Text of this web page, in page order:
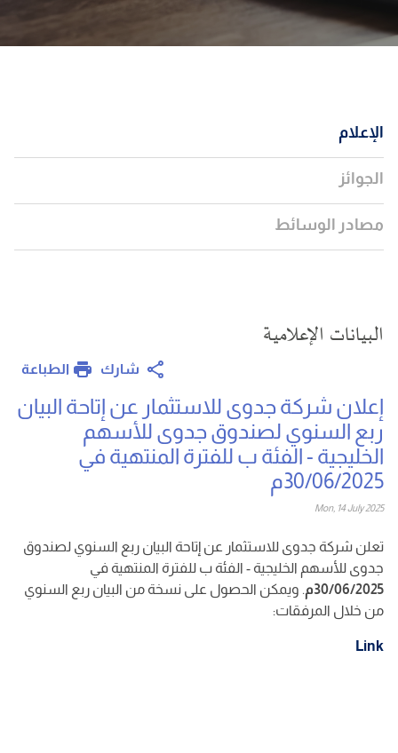
الإعلام
الجوائز
مصادر الوسائط
البيانات الإعلامية
شارك الطباعة
إعلان شركة جدوى للاستثمار عن إتاحة البيان
ربع السنوي لصندوق جدوى للأسهم
الخليجية - الفئة ب للفترة المنتهية في
30/06/2025م
Mon, 14 July 2025
تعلن شركة جدوى للاستثمار عن إتاحة البيان ربع السنوي لصندوق
جدوى للأسهم الخليجية - الفئة ب للفترة المنتهية في
30/06/2025م
. ويمكن الحصول على نسخة من البيان ربع السنوي
من خلال المرفقات:
Link